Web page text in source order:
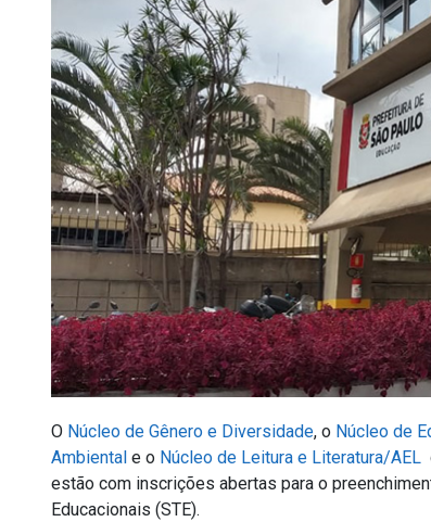
O Núcleo de Gênero e Diversidade, o Núcleo de
Ambiental e o Núcleo de Leitura e Literatura/AEL
estão com inscrições abertas para o
Educacionais (STE).